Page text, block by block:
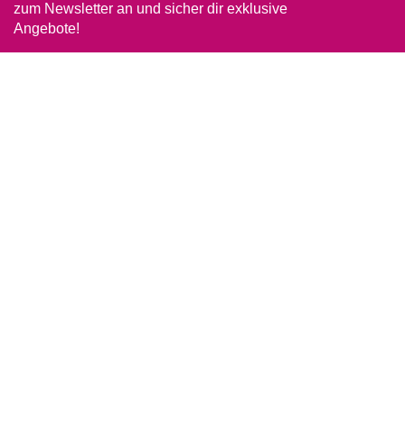
zum Newsletter an und sicher dir exklusive
Angebote!